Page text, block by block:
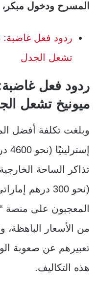
المسرح ودخول مبكر،
ردود فعل غاضبة:
تشعل الجدل
ردود فعل
ميونيخ تشعل
(نحو 300 درهم
المعجبون على منصة
من الأسعار الباهظة،
تعبيرهم عن صعوبة
هذه التكاليف.